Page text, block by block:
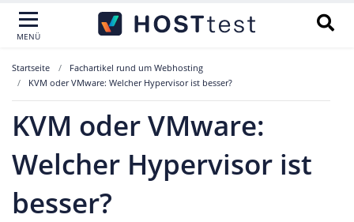
MENÜ
Startseite
Fachartikel rund um Webhosting
KVM oder VMware: Welcher Hypervisor ist besser?
KVM oder VMware:
Welcher Hypervisor ist
besser?